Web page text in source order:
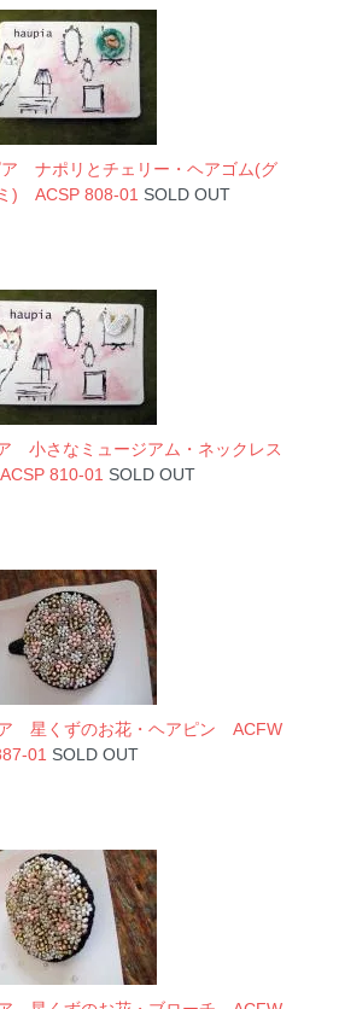
ナポリとチェリー・ヘアゴム(グ
) ACSP 808-01 SOLD OUT
小さなミュージアム・ネックレス
810-01 SOLD OUT
星くずのお花・ヘアピン ACFW
01 SOLD OUT